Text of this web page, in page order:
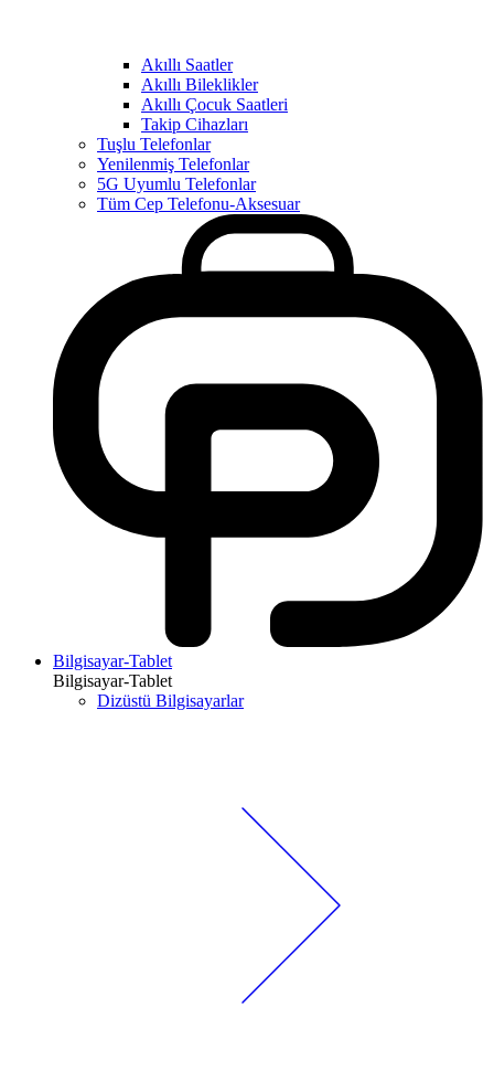
Akıllı Saatler
Akıllı Bileklikler
Akıllı Çocuk Saatleri
Takip Cihazları
Tuşlu Telefonlar
Yenilenmiş Telefonlar
5G Uyumlu Telefonlar
Tüm Cep Telefonu-Aksesuar
Bilgisayar-Tablet
Bilgisayar-Tablet
Dizüstü Bilgisayarlar